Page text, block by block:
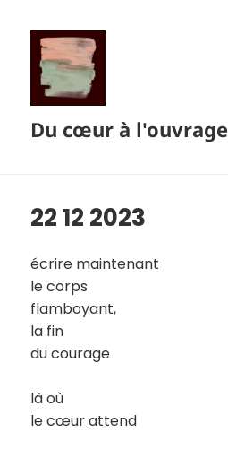
Du cœur à l'ouvrage
22 12 2023
écrire maintenant
le corps
flamboyant,
la fin
du courage
là où
le cœur attend